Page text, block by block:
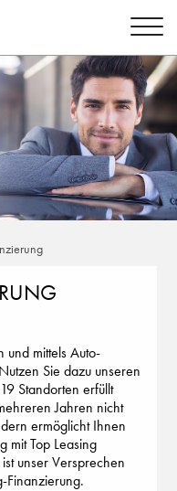
und mittels Auto-
Sie dazu unseren
Standorten erfüllt
Jahren nicht
ermöglicht Ihnen
mit Top Leasing
unser Versprechen
Finanzierung.